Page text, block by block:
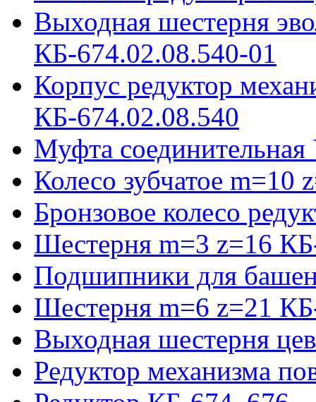
Выходная шестерня
КБ-674.02.08.540-01
Корпус редуктор
КБ-674.02.08.540
Муфта соединительная
Колесо зубчатое
Бронзовое колесо
Шестерня m=3 z=16
Подшипники для
Шестерня m=6 z=21
Выходная шестерня
Редуктор механизма